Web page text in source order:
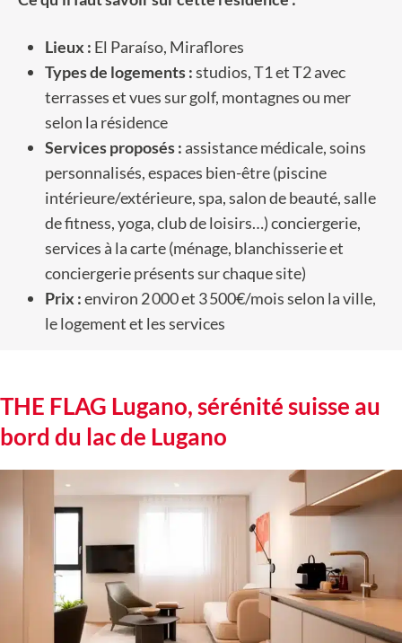
Lieux : El Paraíso, Miraflores
Types de logements :studios, T1 et T2 avec
terrasses et vues sur golf, montagnes ou mer
selon la résidence
Services proposés : assistance médicale, soins
personnalisés, espaces bien-être (piscine
intérieure/extérieure, spa, salon de beauté, salle
de fitness, yoga, club de loisirs…) conciergerie,
services à la carte (ménage, blanchisserie et
conciergerie présents sur chaque site)
Prix :environ 2 000 et 3 500€/mois selon la ville,
le logement et les services
THE FLAG Lugano, sérénité suisse au
bord du lac de Lugano